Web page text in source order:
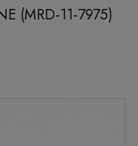
(MRD-11-7975)